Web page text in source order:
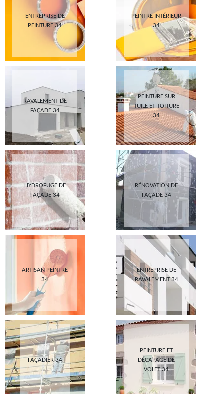
ENTREPRISE DE
PEINTURE 34
PEINTRE INTÉRIEUR
34
RAVALEMENT DE
FAÇADE 34
PEINTURE SUR
TUILE ET TOITURE
34
HYDROFUGE DE
FAÇADE 34
RÉNOVATION DE
FAÇADE 34
ARTISAN PEINTRE
34
ENTREPRISE DE
RAVALEMENT 34
FAÇADIER 34
PEINTURE ET
DÉCAPAGE DE
VOLET 34